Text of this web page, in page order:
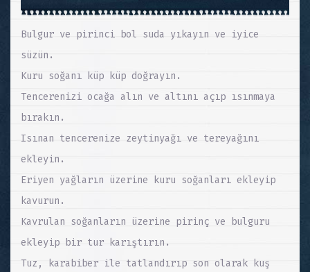
Bulgur ve pirinci bol suda yıkayın ve iyice
süzün.
Kuru soğanı küp küp doğrayın.
Tencerenizi ocağa alın ve altını açıp ısınmaya
bırakın.
Isınan tencerenize zeytinyağı ve tereyağını
ekleyin.
Eriyen yağların üzerine kuru soğanları ekleyip
kavurun.
Kavrulan soğanların üzerine pirinç ve bulguru
ekleyip bir tur karıştırın.
Tuz, karabiber ile tatlandırıp son olarak kuş